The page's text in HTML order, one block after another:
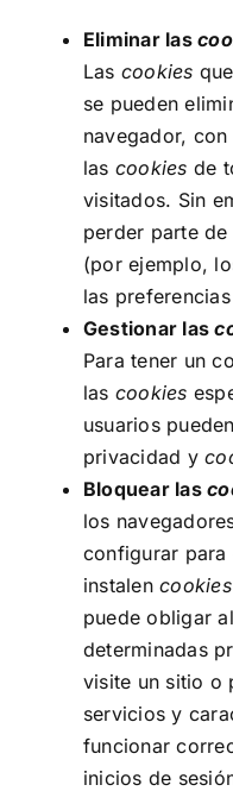
Eliminar las
Las cookies
se pueden
navegador,
las cookies de
visitados. Sin
perder parte
(por ejemplo,
las
Gestionar las
Para tener un
las cookies
usuarios
privacidad y
Bloquear las
los
configurar para
instalen
puede obligar
determinadas
visite un sitio o
servicios y
funcionar
inicios de